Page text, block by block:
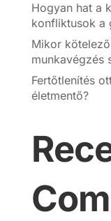
Hogyan hat a
konfliktusok a
Mikor
munkavégzés
Fertőtlenítés
életmentő?